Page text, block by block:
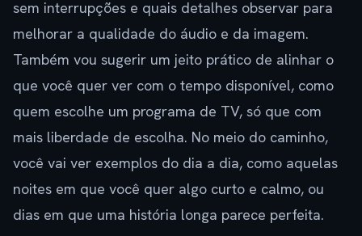
sem interrupções e quais detalhes observar para
melhorar a qualidade do áudio e da imagem.
Também vou sugerir um jeito prático de alinhar o
que você quer ver com o tempo disponível, como
quem escolhe um programa de TV, só que com
mais liberdade de escolha. No meio do caminho,
você vai ver exemplos do dia a dia, como aquelas
noites em que você quer algo curto e calmo, ou
dias em que uma história longa parece perfeita.